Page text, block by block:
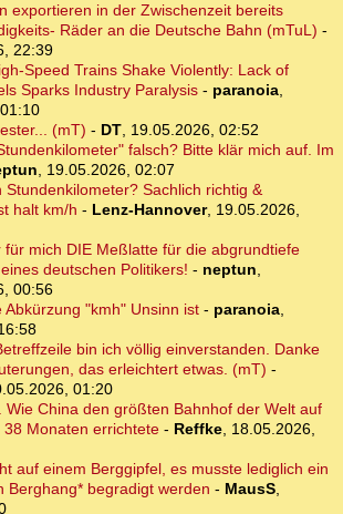
exportieren in der Zwischenzeit bereits
Räder an die Deutsche Bahn (mTuL) -
22:39
Speed Trains Shake Violently: Lack of
Sparks Industry Paralysis - paranoia,
(mT) - DT, 19.05.2026, 02:52
falsch? Bitte klär mich auf. Im
, 19.05.2026, 02:07
Stundenkilometer? Sachlich richtig &
halt km/h - Lenz-Hannover, 19.05.2026,
für mich DIE Meßlatte für die abgrundtiefe
deutschen Politikers! - neptun,
00:56
Abkürzung "kmh" Unsinn ist- paranoia,
bin ich völlig einverstanden. Danke
das erleichtert etwas. (mT) -
01:20
Wie China den größten Bahnhof der Welt auf
Monaten errichtete - Reffke, 18.05.2026,
auf einem Berggipfel, es musste lediglich ein
Berghang* begradigt werden - MausS,